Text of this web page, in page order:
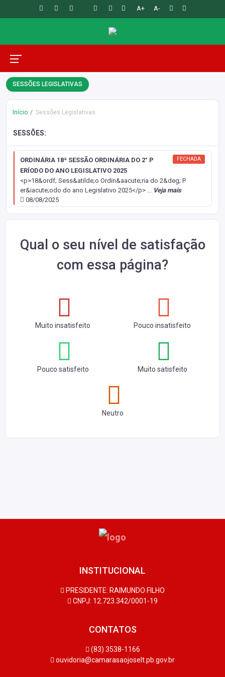
A+ A-
SESSÕES LEGISLATIVAS
Início Sessões Legislativas
SESSÕES:
ORDINÁRIA 18ª SESSÃO ORDINÁRIA DO 2° P
ERÍODO DO ANO LEGISLATIVO 2025
FECHADA
<p>18&ordf; Sess&atilde;o Ordin&aacute;ria do 2&deg; P
er&iacute;odo do ano Legislativo 2025</p>...
Veja mais
08/08/2025
Qual o seu nível de satisfação
com essa página?
Muito insatisfeito Pouco insatisfeito
Neutro
Pouco satisfeito Muito satisfeito
INSTITUCIONAL
PRESIDENTE: RAIMUNDO FILHO
CNPJ: 12.723.342/0001-19
CONTATOS
(83) 3538-1166
ouvidoria@camarasaojoselt.pb.gov.br